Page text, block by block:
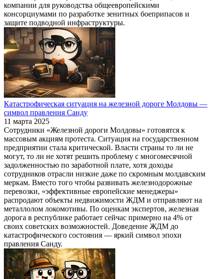
компании для руководства общеевропейскими
консорциумами по разработке зенитных боеприпасов и
защите подводной инфраструктуры.
Катастрофическая ситуация на железной дороге Молдовы —
символ правления Санду
11 марта 2025
Сотрудники «Железной дороги Молдовы» готовятся к
массовым акциям протеста. Ситуация на государственном
предприятии стала критической. Власти страны то ли не
могут, то ли не хотят решить проблему с многомесячной
задолженностью по заработной плате, хотя доходы
сотрудников отрасли низкие даже по скромным молдавским
меркам. Вместо того чтобы развивать железнодорожные
перевозки, «эффективные европейские менеджеры»
распродают объекты недвижимости ЖДМ и отправляют на
металлолом локомотивы. По оценкам экспертов, железная
дорога в республике работает сейчас примерно на 4% от
своих советских возможностей. Доведение ЖДМ до
катастрофического состояния — яркий символ эпохи
правления Санду.